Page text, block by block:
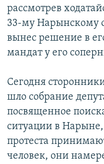
рассмотрев
33-му Нарынскому
вынес решение в
мандат у его
Сегодня
шло собрание
посвященное
ситуации в Нарыне,
протеста
человек, они